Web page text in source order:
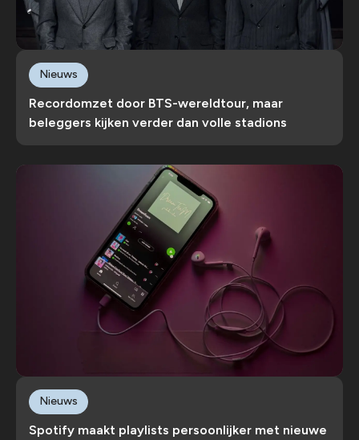
Recordomzet door BTS-wereldtour, maar
beleggers kijken verder dan volle stadions
Nieuws
Spotify maakt playlists persoonlijker met nieuwe
Nieuws